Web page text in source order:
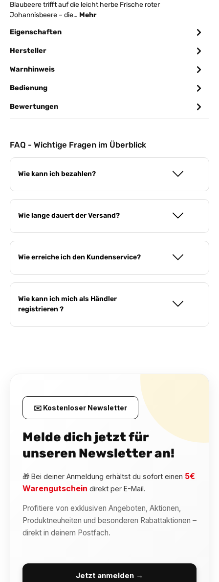
Blaubeere trifft auf die leicht herbe Frische roter
Johannisbeere – die… Mehr
Eigenschaften
Hersteller
Warnhinweis
Bedienung
Bewertungen
FAQ - Wichtige Fragen im Überblick
Wie kann ich bezahlen?
Wie lange dauert der Versand?
Wie erreiche ich den Kundenservice?
Wie kann ich mich als Händler
registrieren ?
✉️ Kostenloser Newsletter
Melde dich jetzt für
unseren Newsletter an!
🎁 Bei deiner Anmeldung erhältst du sofort einen 5€
Warengutschein direkt per E-Mail.
Profitiere von exklusiven Angeboten, Aktionen,
Produktneuheiten und besonderen Rabattaktionen –
direkt in deinem Postfach.
Jetzt anmelden →